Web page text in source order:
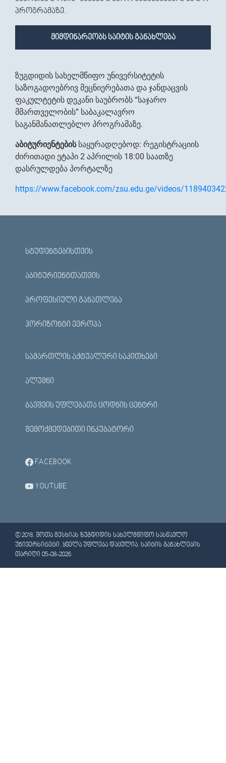
პროგრამაზე.
მიმდინარეობს საიტის განახლება
ზუგდიდის სახელმწიფო უნივერსიტეტის
საზოგადოებრივ მეცნიერებათა და ჯანდაცვის
ფაკულტეტის დეკანი საუბრობს “საჯარო
მმართველობის” საბაკალავრო
საგანმანათლებლო პროგრამაზე.
აბიტურიენტებისსაყურადღებოდ: რეგისტრაციის
ძირითადი ეტაპი 2 აპრილის 18:00 საათზე
დასრულდება პორტალზე
https://www.facebook.com/zsu.edu.ge/videos/
ᲡᲢᲣᲓᲔᲜᲢᲔᲑᲘᲡᲗᲕᲘᲡ
ᲐᲑᲘᲢᲣᲠᲘᲔᲜᲢᲗᲐᲗᲕᲘᲡ
ᲞᲠᲝᲤᲔᲡᲘᲣᲚᲘ ᲒᲐᲜᲐᲗᲚᲔᲑᲐ
ᲰᲝᲠᲘᲖᲝᲜᲢᲘ ᲔᲕᲠᲝᲞᲐ
ᲡᲐᲛᲐᲠᲗᲚᲘᲡ ᲐᲥᲢᲣᲐᲚᲣᲠᲘ ᲡᲐᲙᲘᲗᲮᲔᲑᲘ
ᲐᲚᲣᲛᲜᲘ
ᲑᲐᲕᲨᲕᲘᲡ ᲣᲤᲚᲔᲑᲐᲗᲐ ᲪᲝᲓᲜᲘᲡ ᲪᲔᲜᲢᲠᲘ
ᲨᲔᲛᲝᲥᲛᲔᲓᲔᲑᲘᲗᲘ ᲘᲜᲙᲣᲑᲐᲢᲝᲠᲘ
FACEBOOK
YOUTUBE
© 2018. ᲨᲝᲗᲐ ᲛᲔᲡᲮᲘᲐᲡ ᲖᲣᲒᲓᲘᲓᲘᲡ ᲡᲐᲮᲔᲚᲛᲬᲘᲤᲝ ᲡᲐᲡᲬᲐᲕᲚᲝ
ᲣᲜᲘᲕᲔᲠᲡᲘᲢᲔᲢᲘ. ᲧᲕᲔᲚᲐ ᲣᲤᲚᲔᲑᲐ ᲓᲐᲪᲣᲚᲘᲐ. ᲡᲐᲘᲢᲘᲡ ᲒᲐᲜᲐᲮᲚᲔᲑᲘᲡ
ᲗᲐᲠᲘᲦᲘ 05-08-2026.